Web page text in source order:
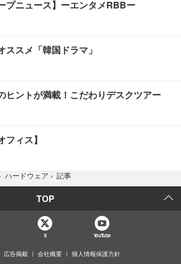
プニュース】ーエンタメRBBー
ススメ「韓国ドラマ」
ヒントが満載！こだわりデスクツアー
フィス】
› ハードウェア › 記事
TOP
X YouTube
広告掲載 会社概要 個人情報保護方針